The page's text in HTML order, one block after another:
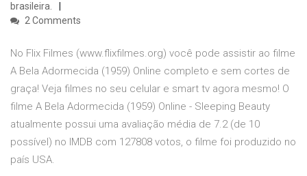
brasileira.
2 Comments
No Flix Filmes (www.flixfilmes.org) você pode assistir ao filme
A Bela Adormecida (1959) Online completo e sem cortes de
graça! Veja filmes no seu celular e smart tv agora mesmo! O
filme A Bela Adormecida (1959) Online - Sleeping Beauty
atualmente possui uma avaliação média de 7.2 (de 10
possível) no IMDB com 127808 votos, o filme foi produzido no
país USA.